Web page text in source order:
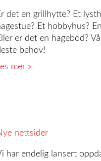
det en grillhytte? Et
Et hobbyhus?
er det en hagebod?
behov!
mer »
nettsider
har endelig lansert